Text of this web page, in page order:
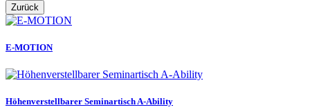
Zurück
E-MOTION
Höhenverstellbarer Seminartisch A-Ability